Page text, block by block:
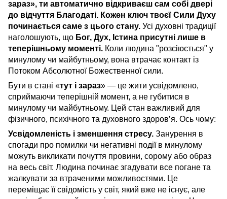
зараз», ти автоматично відкриваєш сам собі двері
до відчуття Благодаті. Кожен ключ твоєї Сили Духу
починається саме з цього стану. Усі духовні традиції
наголошують, що Бог, Дух, Істина присутні лише в
теперішньому моменті. Коли людина "розсіюється" у
минулому чи майбутньому, вона втрачає контакт із
Потоком Абсолютної Божественної сили.
Бути в стані «тут і зараз» — це жити усвідомлено,
сприймаючи теперішній момент, а не губитися в
минулому чи майбутньому. Цей стан важливий для
фізичного, психічного та духовного здоров’я. Ось чому:
Усвідомленість і зменшення стресу. Занурення в
спогади про помилки чи негативні події в минулому
можуть викликати почуття провини, сорому або образ
на весь світ. Людина починає згадувати все погане та
жалкувати за втраченими можливостями. Це
переміщає її свідомість у світ, який вже не існує, але